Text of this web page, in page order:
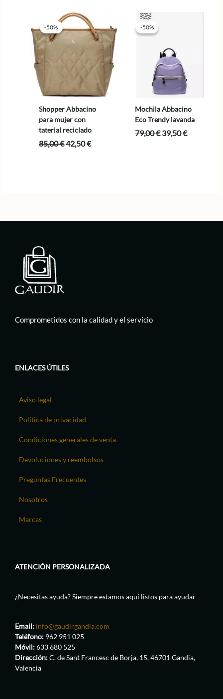
-50%
-50%
Shopper Abbacino
para mujer con
taterial reciclado
85,00€El
42,50€El
-50%
-50%
Mochila Abbacino
Eco Trendy lavanda
79,00€ El
39,50€El
Comprometidos con la calidad y el servicio
ENLACES ÚTILES
Aviso legal
Política de privacidad
Condiciones generales de venta
Devoluciones y reembolsos
Preguntas Frecuentes
Nosotros
Marcas
ATENCIÓN PERSONALIZADA
¿Necesitas ayuda? Siempre estamos aquí listos para ayudar
Email: info@gaudirgandia.com
Teléfono: 962 951 025
Móvil:633 680 525
Dirección:C. de Sant Francesc de Borja, 15, 46701 Gandia,
Valencia